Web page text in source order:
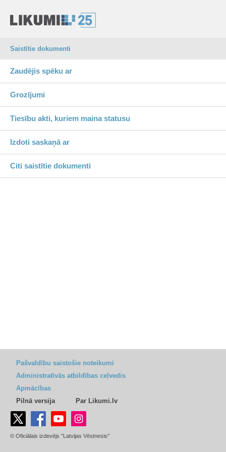
Saistītie dokumenti
Zaudējis spēku ar
Grozījumi
Tiesību akti, kuriem maina statusu
Izdoti saskaņā ar
Citi saistītie dokumenti
Pašvaldību saistošie noteikumi
Administratīvās atbildības ceļvedis
Apmācības
Pilnā versija
Par Likumi.lv
© Oficiālais izdevējs "Latvijas Vēstnesis"